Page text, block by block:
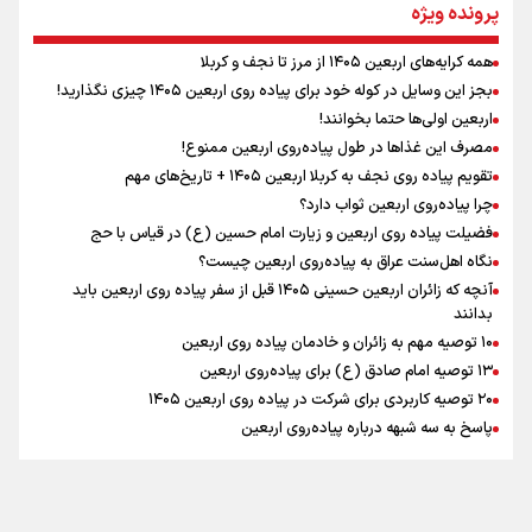
رابطه کارگر و کارفرما در اندیشه رهبر شهید: از تضاد به
زوجیت
اقتدار علمی و استقلال ملی؛ میراث رهبر شهید که با خون
ماندگار شد
اینفو برنا / توصیه‌هایی طلایی برای پیاده روی اربعین
اینفو برنا / جدول کامل فاصله مرز شلمچه تا شهرهای زیارتی
عراق
پرونده ویژه
همه کرایه‌های اربعین ۱۴۰۵ از مرز تا نجف و کربلا
بجز این وسایل در کوله خود برای پیاده روی اربعین ۱۴۰۵ چیزی نگذارید!
اربعین اولی‌ها حتما بخوانند!
مصرف این غذاها در طول پیاده‌روی اربعین ممنوع!
تقویم پیاده روی نجف به کربلا اربعین ۱۴۰۵ + تاریخ‌های مهم
چرا پیاده‌روی اربعین ثواب دارد؟
فضیلت پیاده روی اربعین و زیارت امام حسین (ع) در قیاس با حج
نگاه اهل‌سنت عراق به پیاده‌روی اربعین چیست؟
آنچه که زائران اربعین حسینی ۱۴۰۵ قبل از سفر پیاده روی اربعین باید
بدانند
۱۰ توصیه مهم به زائران و خادمان پیاده روی اربعین
۱۳ توصیه امام صادق (ع) برای پیاده‌روی اربعین
۲۰ توصیه کاربردی برای شرکت در پیاده روی اربعین ۱۴۰۵
پاسخ به سه‌ شبهه درباره پیاده‌روی اربعین